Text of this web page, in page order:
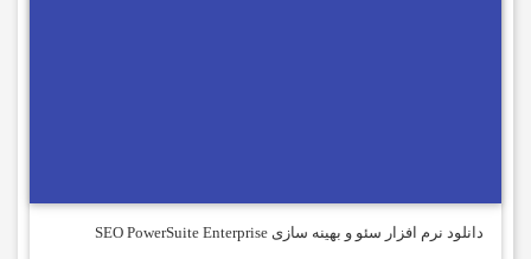
دانلود نرم افزار سئو و بهینه سازی SEO PowerSuite Enterprise